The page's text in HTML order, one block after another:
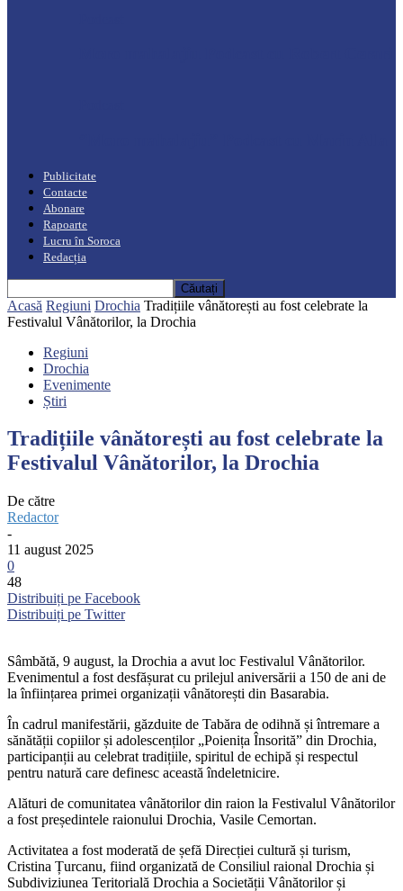
Publicitate
Contacte
Abonare
Rapoarte
Lucru în Soroca
Redacția
Acasă Regiuni Drochia Tradițiile vânătorești au fost celebrate la
Festivalul Vânătorilor, la Drochia
Regiuni
Drochia
Evenimente
Știri
Tradițiile vânătorești au fost celebrate la
Festivalul Vânătorilor, la Drochia
De către
Redactor
-
11 august 2025
0
48
Distribuiți pe Facebook
Distribuiți pe Twitter
Sâmbătă, 9 august, la Drochia a avut loc Festivalul Vânătorilor.
Evenimentul a fost desfășurat cu prilejul aniversării a 150 de ani de
la înființarea primei organizații vânătorești din Basarabia.
În cadrul manifestării, găzduite de Tabăra de odihnă și întremare a
sănătății copiilor și adolescenților „Poienița Însorită” din Drochia,
participanții au celebrat tradițiile, spiritul de echipă și respectul
pentru natură care definesc această îndeletnicire.
Alături de comunitatea vânătorilor din raion la Festivalul Vânătorilor
a fost președintele raionului Drochia, Vasile Cemortan.
Activitatea a fost moderată de șefă Direcției cultură și turism,
Cristina Țurcanu, fiind organizată de Consiliul raional Drochia și
Subdiviziunea Teritorială Drochia a Societății Vânătorilor și